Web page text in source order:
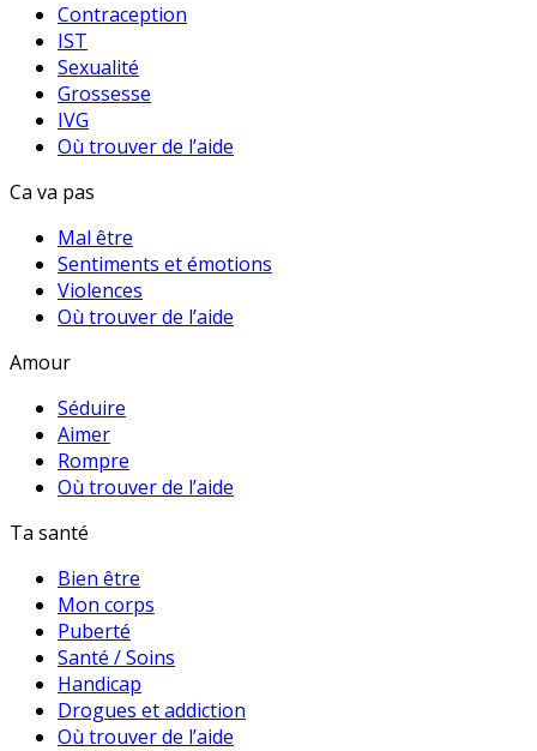
Contraception
IST
Sexualité
Grossesse
IVG
Où trouver de l’aide
Ca va pas
Mal être
Sentiments et émotions
Violences
Où trouver de l’aide
Amour
Séduire
Aimer
Rompre
Où trouver de l’aide
Ta santé
Bien être
Mon corps
Puberté
Santé / Soins
Handicap
Drogues et addiction
Où trouver de l’aide